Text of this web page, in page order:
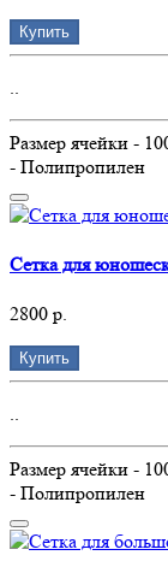
Купить
..
Размер ячейки -
- Полипропилен
Сетка для
2800 р.
Купить
..
Размер ячейки -
- Полипропилен